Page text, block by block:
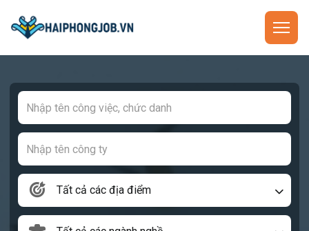
Tất cả các địa điểm